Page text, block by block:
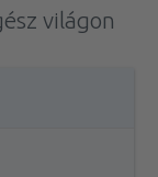
világon